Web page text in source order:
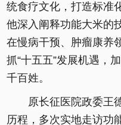
统食疗文化，打造标准
他深入阐释功能大米的
在慢病干预、肿瘤康养
抓“十五五”发展机遇，
千百姓。
原长征医院政委王
历程，多次实地走访功